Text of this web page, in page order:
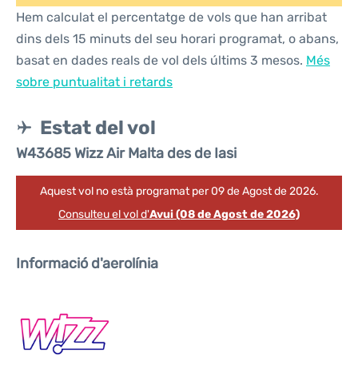
Hem calculat el percentatge de vols que han arribat
dins dels 15 minuts del seu horari programat, o abans,
basat en dades reals de vol dels últims 3 mesos. Més
sobre puntualitat i retards
Estat del vol
W43685 Wizz Air Malta des de Iasi
Aquest vol no està programat per 09 de Agost de 2026.
Consulteu el vol d'Avui (08 de Agost de 2026)
Informació d'aerolínia